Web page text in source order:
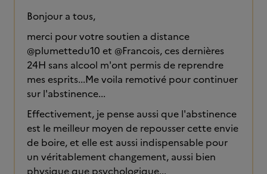
Bonjour a tous,
merci pour votre soutien a distance
@plumettedu10 et @Francois, ces dernières
24H sans alcool m'ont permis de reprendre
mes esprits...Me voila remotivé pour continuer
sur l'abstinence...
Effectivement, je pense aussi que l'abstinence
est le meilleur moyen de repousser cette envie
de boire, et elle est aussi indispensable pour
un véritablement changement, aussi bien
physique que psychologique...